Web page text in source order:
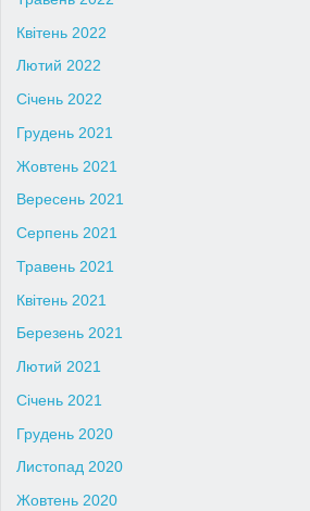
Квітень 2022
Лютий 2022
Січень 2022
Грудень 2021
Жовтень 2021
Вересень 2021
Серпень 2021
Травень 2021
Квітень 2021
Березень 2021
Лютий 2021
Січень 2021
Грудень 2020
Листопад 2020
Жовтень 2020